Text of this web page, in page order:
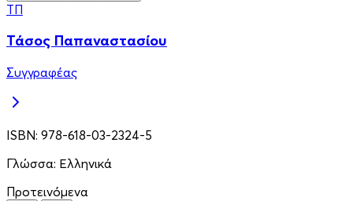
ΤΠ
Τάσος Παπαναστασίου
Συγγραφέας
ISBN: 978-618-03-2324-5
Γλώσσα: Ελληνικά
Προτεινόμενα